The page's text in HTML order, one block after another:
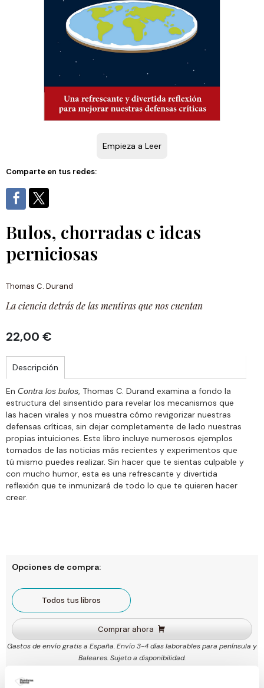
Empieza a Leer
Comparte en tus redes:
Bulos, chorradas e ideas
perniciosas
Thomas C. Durand
La ciencia detrás de las mentiras que nos cuentan
22,00 €
Descripción
En Contra los bulos, Thomas C. Durand examina a fondo la
estructura del sinsentido para revelar los mecanismos que
las hacen virales y nos muestra cómo revigorizar nuestras
defensas críticas, sin dejar completamente de lado nuestras
propias intuiciones. Este libro incluye numerosos ejemplos
tomados de las noticias más recientes y experimentos que
tú mismo puedes realizar. Sin hacer que te sientas culpable y
con mucho humor, esta es una refrescante y divertida
reflexión que te inmunizará de todo lo que te quieren hacer
creer.
Opciones de compra:
Todos tus libros
Comprar ahora
Gastos de envío gratis a España. Envío 3-4 días laborables para península y
Baleares. Sujeto a disponibilidad.